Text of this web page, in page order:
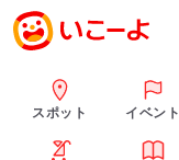
スポット イベント